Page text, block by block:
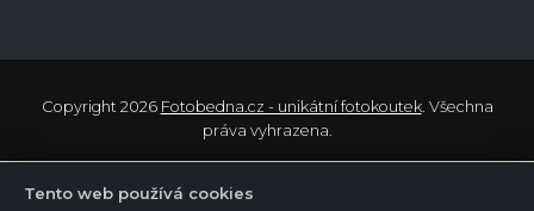
Copyright 2026 Fotobedna.cz - unikátní fotokoutek. Všechna
práva vyhrazena.
Tento web používá cookies